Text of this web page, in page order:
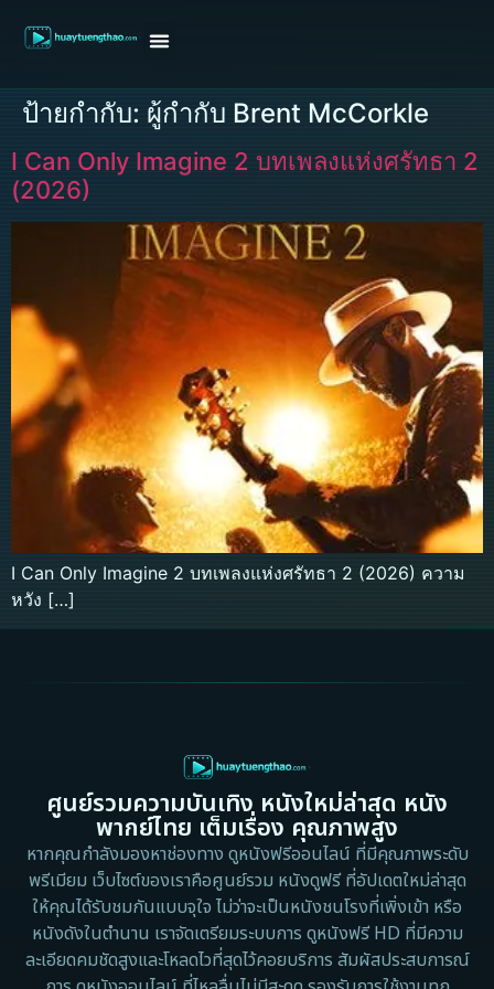
ป้ายกำกับ: ผู้กำกับ Brent McCorkle
I Can Only Imagine 2 บทเพลงแห่งศรัทธา 2
(2026)
I Can Only Imagine 2 บทเพลงแห่งศรัทธา 2 (2026) ความ
หวัง […]
ศูนย์รวมความบันเทิง หนังใหม่ล่าสุด หนัง
พากย์ไทย เต็มเรื่อง คุณภาพสูง
หากคุณกำลังมองหาช่องทาง ดูหนังฟรีออนไลน์ ที่มีคุณภาพระดับ
พรีเมียม เว็บไซต์ของเราคือศูนย์รวม หนังดูฟรี ที่อัปเดตใหม่ล่าสุด
ให้คุณได้รับชมกันแบบจุใจ ไม่ว่าจะเป็นหนังชนโรงที่เพิ่งเข้า หรือ
หนังดังในตำนาน เราจัดเตรียมระบบการ ดูหนังฟรี HD ที่มีความ
ละเอียดคมชัดสูงและโหลดไวที่สุดไว้คอยบริการ สัมผัสประสบการณ์